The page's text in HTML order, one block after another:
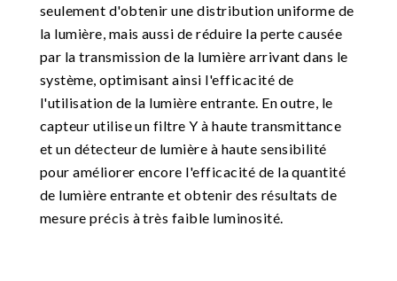
seulement d'obtenir une distribution uniforme de
la lumière, mais aussi de réduire la perte causée
par la transmission de la lumière arrivant dans le
système, optimisant ainsi l'efficacité de
l'utilisation de la lumière entrante. En outre, le
capteur utilise un filtre Y à haute transmittance
et un détecteur de lumière à haute sensibilité
pour améliorer encore l'efficacité de la quantité
de lumière entrante et obtenir des résultats de
mesure précis à très faible luminosité.